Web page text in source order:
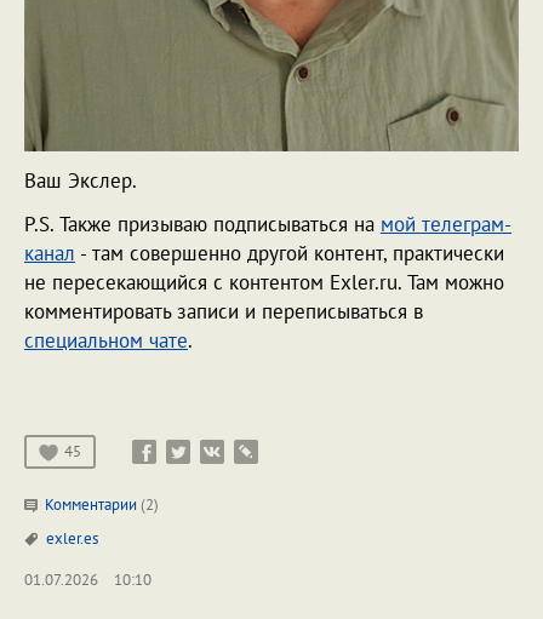
Ваш Экслер.
P.S. Также призываю подписываться на мой телеграм-
канал - там совершенно другой контент, практически
не пересекающийся с контентом Exler.ru. Там можно
комментировать записи и переписываться в
специальном чате.
45
Комментарии (2)
exler.es
01.07.2026
10:10